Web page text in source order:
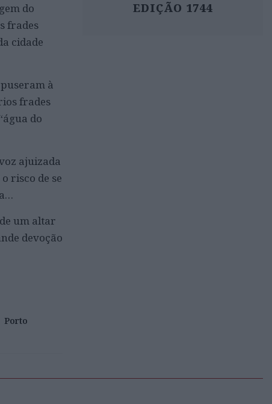
do
frades
cidade
à
frades
do
ajuizada
risco de se
um altar
devoção
Porto
EDIÇÃO 1744